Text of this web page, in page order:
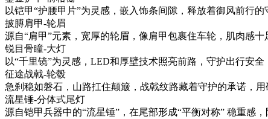
以铠甲“护腰甲片”为灵感，嵌入饰条间隙，释放着御风前行
披膊肩甲-轮眉
源自“肩甲”元素，宽厚的轮眉，像肩甲包裹住车轮，肌肉感十
锐目骨瞳-大灯
以“千里镜”为灵感，LED和厚壁技术照亮前路，守护出行安全
征途战戟-轮毂
急刹稳如磐石，山路扛住颠簸，战戟纹路藏着守护的承诺
流星锤-分体式尾灯
源自铠甲兵器中的“流星锤”，在尾部形成“平衡对称” 稳重感